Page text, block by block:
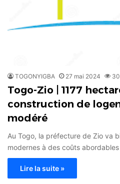
TOGONYIGBA 27 mai 2024
Togo-Zio | 1177
construction de
modéré
Au Togo, la préfecture de Zio va
modernes à des coûts
Lire la suite »